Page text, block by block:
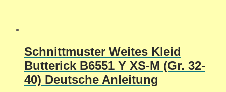
Schnittmuster Weites Kleid
Butterick B6551 Y XS-M (Gr. 32-
40) Deutsche Anleitung